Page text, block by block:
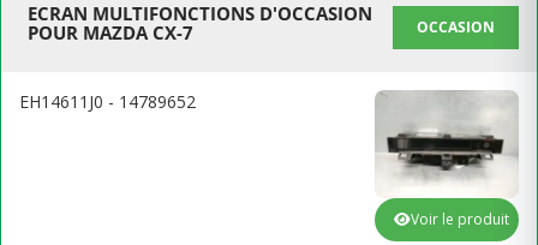
ECRAN MULTIFONCTIONS D'OCCASION
POUR MAZDA CX-7
OCCASION
EH14611J0 - 14789652
Voir le produit